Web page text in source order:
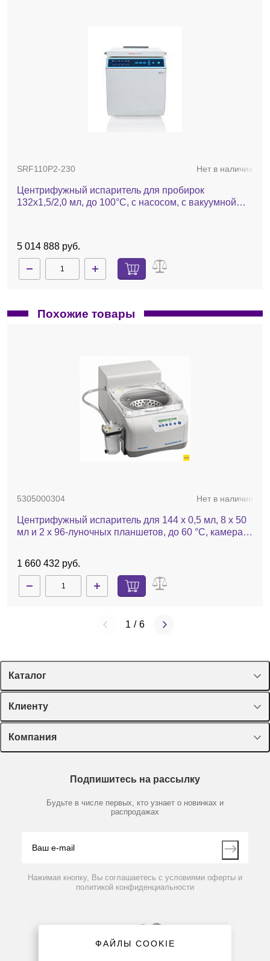
SRF110P2-230 Нет в наличии
Центрифужный испаритель для пробирок
132х1,5/2,0 мл, до 100°С, с насосом, с вакуумной
5 014 888 руб.
Похожие товары
5305000304 Нет в наличии
Центрифужный испаритель для 144 х 0,5 мл, 8 х 50
мл и 2 х 96-луночных планшетов, до 60 °C, камера
1 660 432 руб.
1 / 6
Каталог
Спецпредложения
Оборудование, приборы
Пластик, стекло, принадлежности
Химические реактивы, препараты, наборы
Производители
Клиенту
Лекторий Диаэм
Доставка и оплата
Мобильное приложение
Компания
Партнеры
Контакты
Подпишитесь на рассылку
Будьте в числе первых, кто узнает о новинках и
распродажах
Нажимая кнопку, Вы соглашаетесь с условиями оферты и
политикой конфиденциальности
ФАЙЛЫ COOKIE